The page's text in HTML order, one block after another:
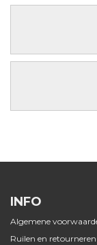
INFO
Algemene
Ruilen en retourneren